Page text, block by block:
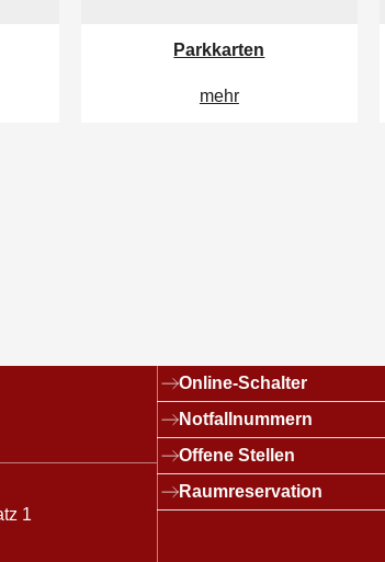
Parkkarten
mehr
1
Links
Online-Schalter
Notfallnummern
Offene Stellen
Raumreservation